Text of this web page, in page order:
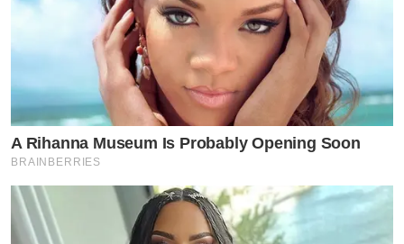
A Rihanna Museum Is Probably Opening Soon
BRAINBERRIES